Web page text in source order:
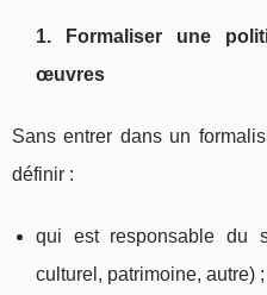
1. Formaliser une
œuvres
Sans entrer dans un
définir :
qui est responsable du
culturel, patrimoine, autre) ;